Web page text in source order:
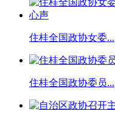
住桂全国政协女委...
住桂全国政协委员...